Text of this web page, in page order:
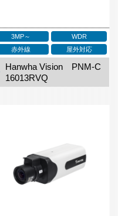
3MP～
WDR
赤外線
屋外対応
Hanwha Vision PNM-C
16013RVQ